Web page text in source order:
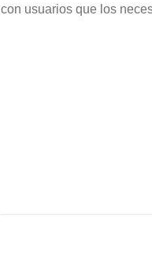
con usuarios que los